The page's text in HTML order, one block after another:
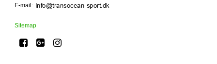
E-mail :
Sitemap